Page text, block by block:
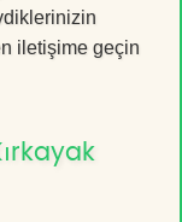
iletişime geçin